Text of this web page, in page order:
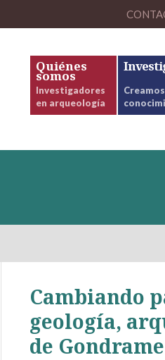
Quiénes
somos
Investigadores
en arqueología
Creamos
Cambiando
geología,
de Gondrame